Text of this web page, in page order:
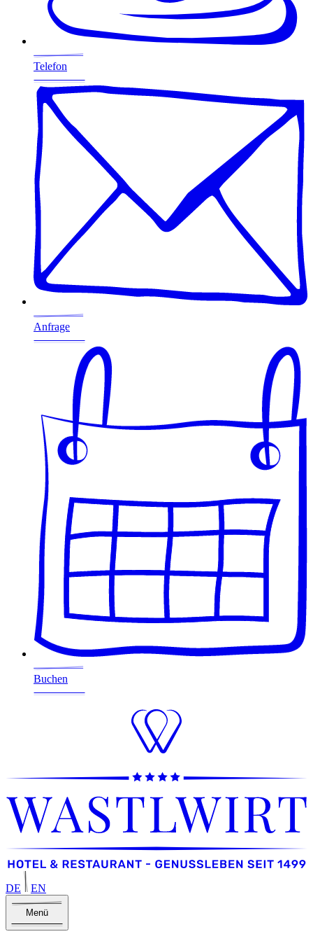
Telefon
Anfrage
Buchen
DE EN
Menü